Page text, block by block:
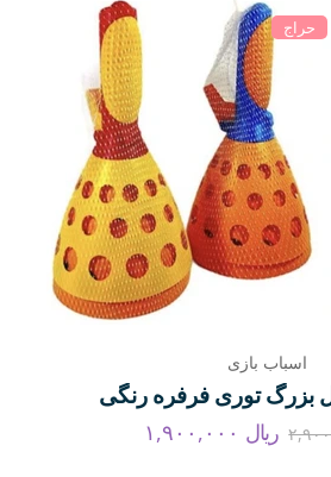
حراج
اسباب بازی
بزرگ توری فرفره رنگی
ریال